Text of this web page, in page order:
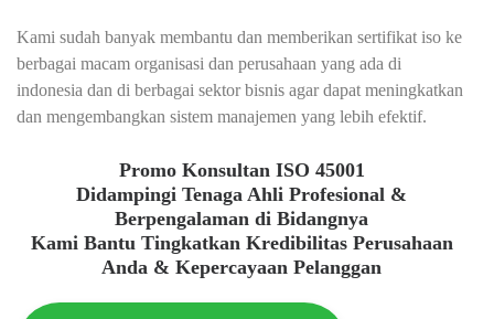
Kami sudah banyak membantu dan memberikan sertifikat iso ke
berbagai macam organisasi dan perusahaan yang ada di
indonesia dan di berbagai sektor bisnis agar dapat meningkatkan
dan mengembangkan sistem manajemen yang lebih efektif.
Promo Konsultan ISO 45001
Didampingi Tenaga Ahli Profesional &
Berpengalaman di Bidangnya
Kami Bantu Tingkatkan Kredibilitas Perusahaan
Anda & Kepercayaan Pelanggan